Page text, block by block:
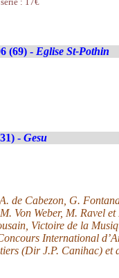
(69) - Eglise St-Pothin
- Gesu
de Cabezon, G.
Von Weber, M. Ravel
Victoire de la
International
(Dir J.P. Canihac) et